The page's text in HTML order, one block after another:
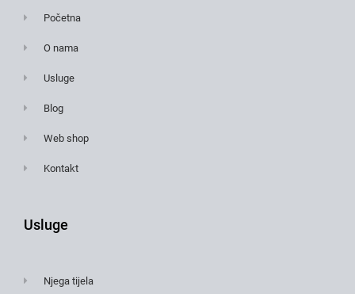
Početna
O nama
Usluge
Blog
Web shop
Kontakt
Usluge
Njega tijela